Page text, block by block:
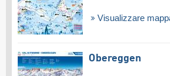
Visualizzare
Obereggen